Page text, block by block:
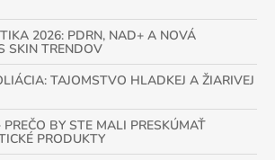
2026: PDRN, NAD+ A NOVÁ
SKIN TRENDOV
TAJOMSTVO HLADKEJ A ŽIARIVEJ
BY STE MALI PRESKÚMAŤ
PRODUKTY